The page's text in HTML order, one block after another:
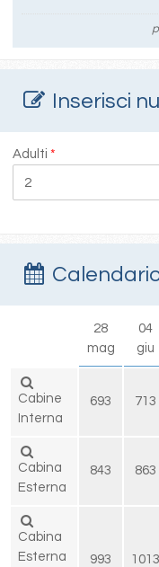
Inserisci
Adulti*
28
mag
04
giu
Cabine
Interna
693 713
Cabina
Esterna
843 863
Cabina
Esterna
993 1013